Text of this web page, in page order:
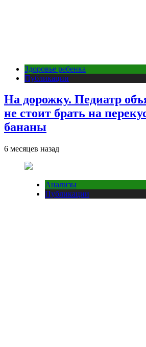
Здоровье ребенка
Публикации
На дорожку. Педиатр
не стоит брать на
бананы
6 месяцев назад
Анализы
Публикации